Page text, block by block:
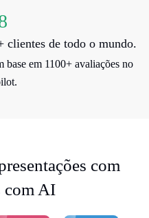
clientes de todo o mundo.
em 1100+ avaliações no
com
com AI